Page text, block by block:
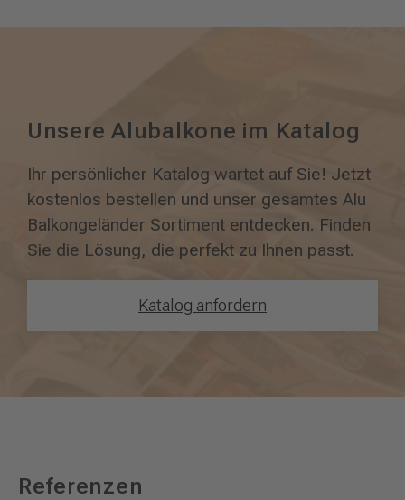
Unsere Alubalkone im Katalog
Ihr persönlicher Katalog wartet auf Sie! Jetzt
kostenlos bestellen und unser gesamtes Alu
Balkongeländer Sortiment entdecken. Finden
Sie die Lösung, die perfekt zu Ihnen passt.
Katalog anfordern
Referenzen